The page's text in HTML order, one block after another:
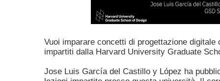
Vuoi imparare concetti di progettazione digitale
impartiti dalla Harvard University Graduate
Jose Luis García del Castillo y López ha